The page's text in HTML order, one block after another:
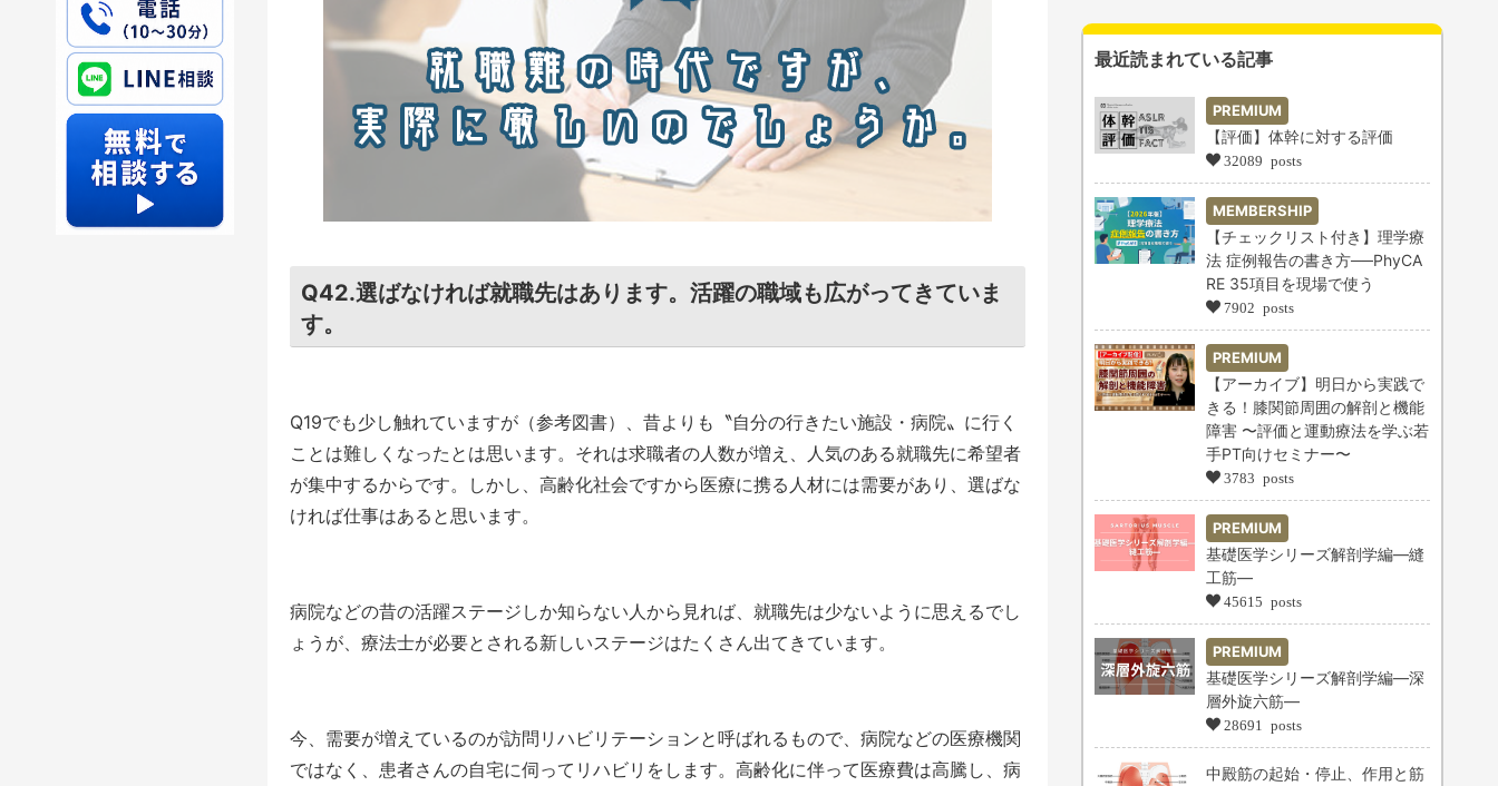
Q42.選ばなければ就職先はあります。活躍の職域も広がってきていま
す。
Q19でも少し触れていますが（参考図書）、昔よりも〝自分の行きたい施設・病院〟に行く
ことは難しくなったとは思います。それは求職者の人数が増え、人気のある就職先に希望者
が集中するからです。しかし、高齢化社会ですから医療に携る人材には需要があり、選ばな
ければ仕事はあると思います。
病院などの昔の活躍ステージしか知らない人から見れば、就職先は少ないように思えるでし
ょうが、療法士が必要とされる新しいステージはたくさん出てきています。
今、需要が増えているのが訪問リハビリテーションと呼ばれるもので、病院などの医療機関
ではなく、患者さんの自宅に伺ってリハビリをします。高齢化に伴って医療費は高騰し、病
最近読まれている記事
PREMIUM
【評価】体幹に対する評価
32089 posts
MEMBERSHIP
【チェックリスト付き】理学療
法 症例報告の書き方──PhyCA
RE 35項目を現場で使う
7902 posts
PREMIUM
【アーカイブ】明日から実践で
きる！膝関節周囲の解剖と機能
障害 〜評価と運動療法を学ぶ若
手PT向けセミナー〜
3783 posts
PREMIUM
基礎医学シリーズ解剖学編―縫
工筋―
45615 posts
PREMIUM
基礎医学シリーズ解剖学編―深
層外旋六筋―
28691 posts
中殿筋の起始・停止、作用と筋